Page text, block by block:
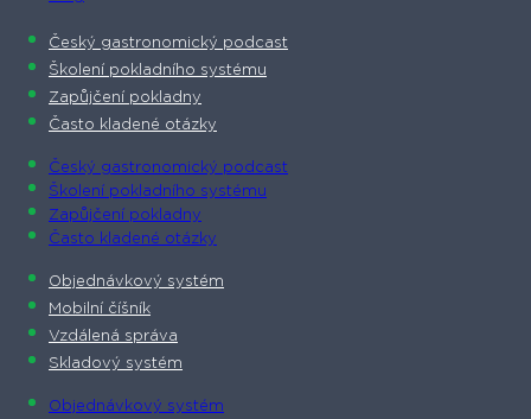
Český gastronomický podcast​
Školení pokladního systému
Zapůjčení pokladny
Často kladené otázky
Český gastronomický podcast​
Školení pokladního systému
Zapůjčení pokladny
Často kladené otázky
Objednávkový systém
Mobilní číšník
Vzdálená správa
Skladový systém
Objednávkový systém